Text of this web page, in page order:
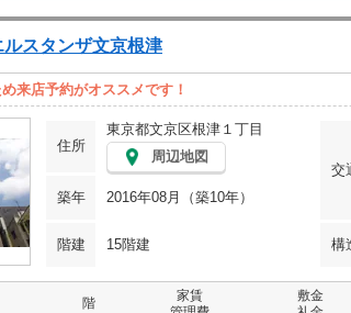
ルスタンザ文京根津
来店予約がオススメです！
住所
東京都文京区根津１丁目
周辺地図
交
築年 2016年08月（築10年）
階建 15階建 構
階
家賃
敷金